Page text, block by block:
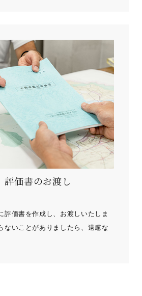
評価書のお渡し
評価書を作成し、お渡しいたしま
ないことがありましたら、遠慮な